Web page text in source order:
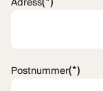
Postnummer(*)